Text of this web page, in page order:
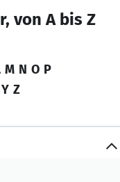
von A bis Z
M N O P
Y Z